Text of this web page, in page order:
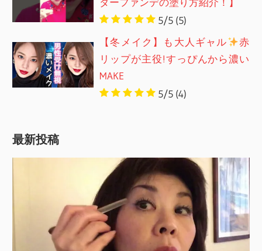
5/5 (5)
【冬メイク】も大人ギャル
赤
リップが主役!すっぴんから濃い
MAKE
5/5 (4)
最新投稿